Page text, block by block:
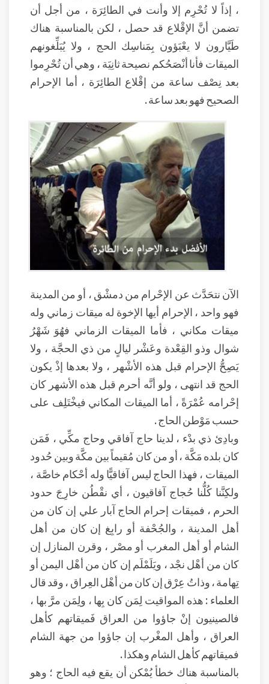
، إذاً لا تُحْرِم إلا وأنت في الطائِرَة ، من أجل أن
تضمن أنَّ الإقْلاع قد حصل ، لكن بالمناسبة هناك
طَيَّارون لا يعْبَؤون بِمَناسِك الحج ، ولا يُبَلِّغونهم
الميقات فأنا أنْصَحُكم نصيحة ثانِيَة ، وهي أن تُحْرِموا
بعد نِصْف ساعة من إقْلاع الطائِرَة ، أما الإحرام
الصحيح فهو بعد ساعة .
الآن نتحَدَّث عن الإحْرام من دمشْق ، أو من المدينة
فهو واحد ، الإحرام أيها الإخوة له ميقات زماني وله
ميقات مكاني ، فأما الميقات الزماني فهُوَ شَهْرُ
شوال وذو القِعْدة وعَشْر ليالٍ من ذي الحجَّة ، ولا
يَصِحُّ الإحرام قبل هذه الأشْهر ، ولا بعدها إذْ يكون
الحج قد انتهى ، ولو أنَّه أحرم قبل هذه الأشهر كان
إحْرامه عُمْرَةً ، أما الميقات المكاني فيخْتَلِف على
حسب مَوْطن الحاج .
وبادِئ ذي بدْء ، لدينا حاج آفاقي وحاج مكِّي ، فَمَن
كان بلده مَكَّة ، أو من كان مُقيماً بين مكَّة وبين حُدود
الميقات ، فهذا الحاج ليس آفاقيًّا وله أحْكام خاصَّة ،
ولكِنَّنا كُلُّنا حُجاج آفاقيون ، أي نقْطُن خارِجَ حدود
الحرم ، فميقات إحرام الحاج آبار علي إن كان من
أهل المدينة ، والجُحْفة أو رابِغ إن كان من أهل
الشام أو أهل المغرب أو مصْر ، وقرن المنازل إن
كان من أهْل نجْد ، ويَلَمْلَم إن كان من أهْل اليمن أو
تِهامة ، وذاتُ عِرْق إن كان من أهْل العِراق ، وقد قال
العلماء : هذه المواقيت لِمَن كان بِها ، ولِمَن مرَّ بها ،
فالصينيون إنْ جاؤوا من العراق فَميقاتهم كأهل
العراق ، وأهل المغْرب إن جاؤوا من جهة الشام
فميقاتهم كأهل الشام وهكذا .
بالمناسبة هناك خطأ يُمْكن أن يقع فيه الحاج ؛ وهو